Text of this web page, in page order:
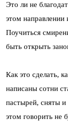
Это ли не
этом направлении
Поучиться
быть открыть
Как это сделать,
написаны сотни
пастырей, сняты
этом говорить не